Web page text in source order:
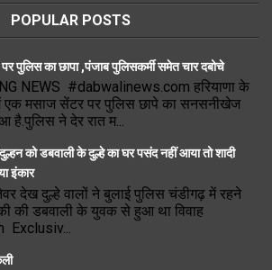
POPULAR POSTS
पुलिस का छापा ,पंजाब पुलिसकर्मी समेत चार दबोचे
NEWS #dabwalinews.com हरियाणा के
एक मसाज सेंटर पर पुलिस छापे का सनसनीखेज
है.पुलिस ने देर रात म...
को डबवाली के दुल्हे का घर पसंद नहीं आया तो शादी
इंकार
देख दुल्हे वालों ने बुलाई पुलिस चंडीगढ़ में रहने
की डबवाली के युवक से हुआ था विवाह
Exclusiv...